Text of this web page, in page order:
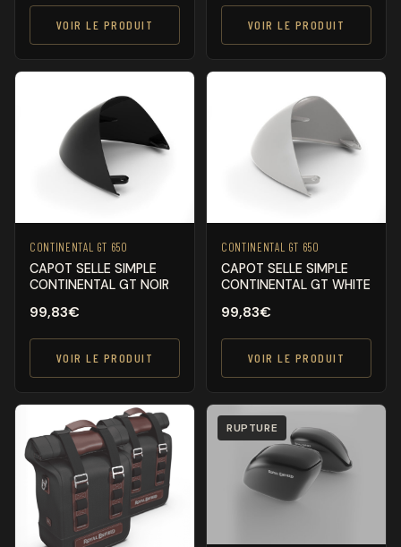
VOIR LE PRODUIT VOIR LE PRODUIT
CONTINENTAL GT 650
CAPOT SELLE SIMPLE
CONTINENTAL GT NOIR
99,83€
VOIR LE PRODUIT
CONTINENTAL GT 650
CAPOT SELLE SIMPLE
CONTINENTAL GT WHITE
99,83€
VOIR LE PRODUIT
RUPTURE